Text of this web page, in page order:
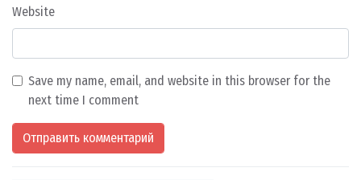
Website
Save my name, email, and website in this browser for the
next time I comment